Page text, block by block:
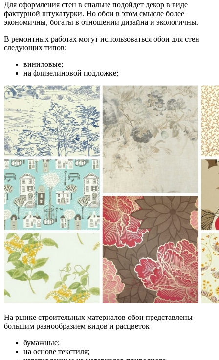
Для оформления стен в спальне подойдет декор в виде
фактурной штукатурки. Но обои в этом смысле более
экономичны, богаты в отношении дизайна и экологичны.
В ремонтных работах могут использоваться обои для стен
следующих типов:
виниловые;
на флизелиновой подложке;
На рынке строительных материалов обои представлены
большим разнообразием видов и расцветок
бумажные;
на основе текстиля;